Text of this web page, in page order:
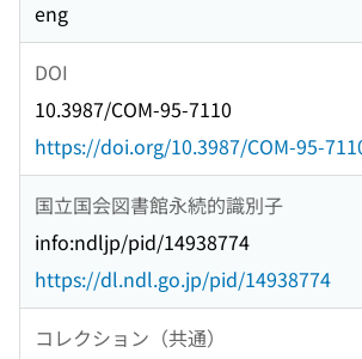
eng
DOI
10.3987/COM-95-7110
https://doi.org/10.3987/COM-95-
国立国会図書館永続的識別子
info:ndljp/pid/14938774
https://dl.ndl.go.jp/pid/14938774
コレクション（共通）